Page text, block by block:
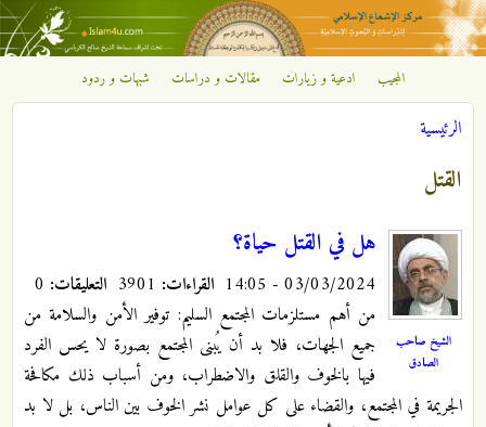
تجاوز إلى المحتوى الرئيسي
مركز
الإشعاع
الإسلامي
المجيب ادعية و زيارات مقالات و دراسات شبهات و ردود
أنت هنا
الرئيسية
القتل
الشيخ صاحب
الصادق
هل في القتل حياة؟
03/03/2024 - 14:05 القراءات: التعليقات:
من أهم مستلزمات المجتمع السليم: توفير الأمن والسلامة من
جميع الجهات، فلا بد أن يُبنى المجتمع بصورة لا يحس الفرد
فيها بالخوف والقلق والاضطراب، ومن أسباب ذلك مكافحة
الجريمة في المجتمع، والقضاء على كل عوامل نشر الخوف بين الناس، بل لا بد